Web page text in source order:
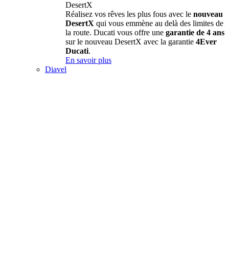
DesertX
Réalisez vos rêves les plus fous avec le nouveau
DesertX qui vous emmène au delà des limites de
la route. Ducati vous offre une garantie de 4 ans
sur le nouveau DesertX avec la garantie 4Ever
Ducati.
En savoir plus
Diavel